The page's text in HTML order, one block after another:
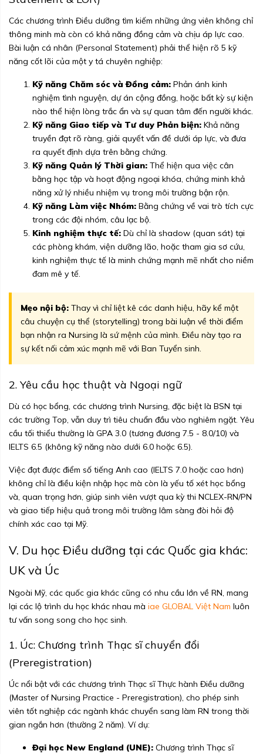
Các chương trình Điều dưỡng tìm kiếm những ứng viên không chỉ
thông minh mà còn có khả năng đồng cảm và chịu áp lực cao.
Bài luận cá nhân (Personal Statement) phải thể hiện rõ 5 kỹ
năng cốt lõi của một y tá chuyên nghiệp:
Kỹ năng Chăm sóc và Đồng cảm: Phản ánh kinh
nghiệm tình nguyện, dự án cộng đồng, hoặc bất kỳ sự kiện
nào thể hiện lòng trắc ẩn và sự quan tâm đến người khác.
Kỹ năng Giao tiếp và Tư duy Phản biện: Khả năng
truyền đạt rõ ràng, giải quyết vấn đề dưới áp lực, và đưa
ra quyết định dựa trên bằng chứng.
Kỹ năng Quản lý Thời gian: Thể hiện qua việc cân
bằng học tập và hoạt động ngoại khóa, chứng minh khả
năng xử lý nhiều nhiệm vụ trong môi trường bận rộn.
Kỹ năng Làm việc Nhóm: Bằng chứng về vai trò tích cực
trong các đội nhóm, câu lạc bộ.
Kinh nghiệm thực tế: Dù chỉ là shadow (quan sát) tại
các phòng khám, viện dưỡng lão, hoặc tham gia sơ cứu,
kinh nghiệm thực tế là minh chứng mạnh mẽ nhất cho niềm
đam mê y tế.
Mẹo nội bộ: Thay vì chỉ liệt kê các danh hiệu, hãy kể một
câu chuyện cụ thể (storytelling) trong bài luận về thời điểm
bạn nhận ra Nursing là sứ mệnh của mình. Điều này tạo ra
sự kết nối cảm xúc mạnh mẽ với Ban Tuyển sinh.
2. Yêu cầu học thuật và Ngoại ngữ
Dù có học bổng, các chương trình Nursing, đặc biệt là BSN tại
các trường Top, vẫn duy trì tiêu chuẩn đầu vào nghiêm ngặt. Yêu
cầu tối thiểu thường là GPA 3.0 (tương đương 7.5 - 8.0/10) và
IELTS 6.5 (không kỹ năng nào dưới 6.0 hoặc 6.5).
Việc đạt được điểm số tiếng Anh cao (IELTS 7.0 hoặc cao hơn)
không chỉ là điều kiện nhập học mà còn là yếu tố xét học bổng
và, quan trọng hơn, giúp sinh viên vượt qua kỳ thi NCLEX-RN/PN
và giao tiếp hiệu quả trong môi trường lâm sàng đòi hỏi độ
chính xác cao tại Mỹ.
V. Du học Điều dưỡng tại các Quốc gia khác:
UK và Úc
Ngoài Mỹ, các quốc gia khác cũng có nhu cầu lớn về RN, mang
lại các lộ trình du học khác nhau mà iae GLOBAL Việt Nam luôn
tư vấn song song cho học sinh.
1. Úc: Chương trình Thạc sĩ chuyển đổi
(Preregistration)
Úc nổi bật với các chương trình Thạc sĩ Thực hành Điều dưỡng
(Master of Nursing Practice - Preregistration), cho phép sinh
viên tốt nghiệp các ngành khác chuyển sang làm RN trong thời
gian ngắn hơn (thường 2 năm). Ví dụ:
Đại học New England (UNE): Chương trình Thạc sĩ